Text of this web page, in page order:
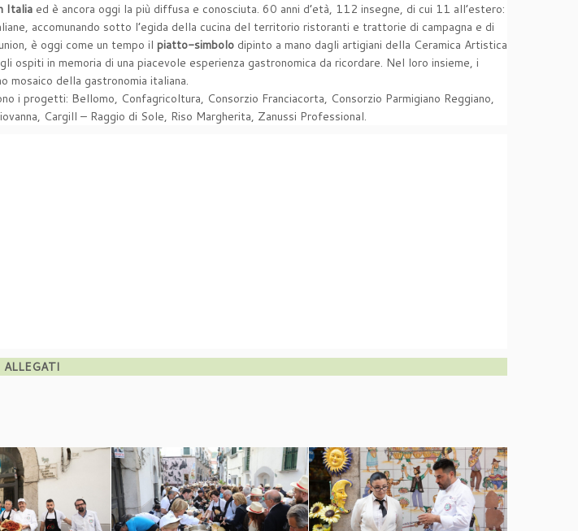
Italia ed è ancora oggi la più diffusa e conosciuta. 60 anni d’età, 112 insegne, di cui 11 all’estero:
accomunando sotto l’egida della cucina del territorio ristoranti e trattorie di campagna e di
è oggi come un tempo il piatto-simbolo dipinto a mano dagli artigiani della Ceramica Artistica
in memoria di una piacevole esperienza gastronomica da ricordare. Nel loro insieme, i
mosaico della gastronomia italiana.
i progetti: Bellomo, Confagricoltura, Consorzio Franciacorta, Consorzio Parmigiano Reggiano,
Cargill – Raggio di Sole, Riso Margherita, Zanussi Professional.
ALLEGATI